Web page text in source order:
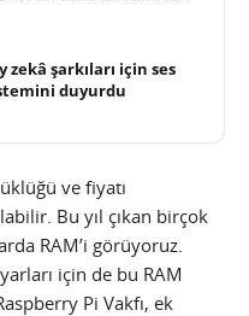
zekâ şarkıları için ses
duyurdu
ve fiyatı
Bu yıl çıkan birçok
RAM’i görüyoruz.
için de bu RAM
Pi Vakfı, ek